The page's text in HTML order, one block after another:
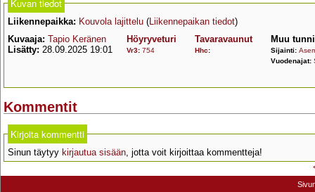
Kuvan tiedot
Liikennepaikka: Kouvola lajittelu ( Liikennepaikan tiedot)
Kuvaaja: Tapio Keränen
Lisätty: 28.09.2025 19:01
Höyryveturi
Vr3: 754
Tavaravaunut
Hhc:
Muu
Sijainti:
Vuodenajat:
Kommentit
Kirjoita kommentti
Sinun täytyy kirjautua sisään, jotta voit kirjoittaa kommentteja!